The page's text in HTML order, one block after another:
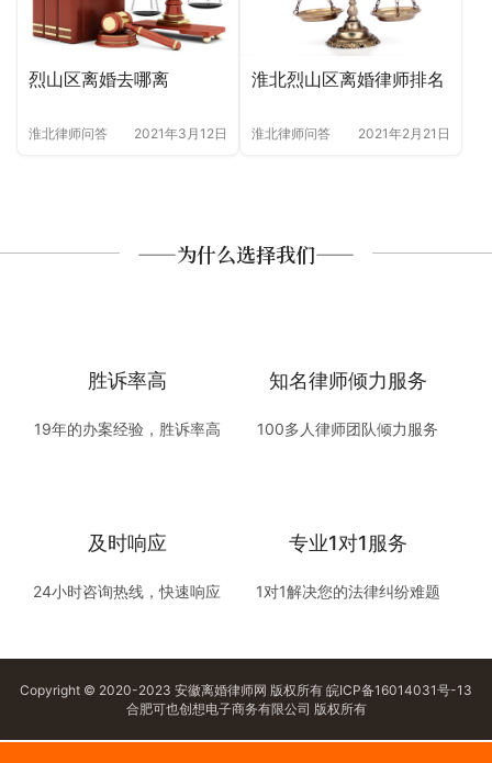
烈山区离婚去哪离
淮北律师问答 2021年3月12日
淮北烈山区离婚律师排名
淮北律师问答 2021年2月21日
——为什么选择我们——
胜诉率高
19年的办案经验，胜诉率高
知名律师倾力服务
100多人律师团队倾力服务
及时响应
24小时咨询热线，快速响应
专业1对1服务
1对1解决您的法律纠纷难题
Copyright © 2020-2023 安徽离婚律师网 版权所有 皖ICP备16014031号-13
合肥可也创想电子商务有限公司 版权所有